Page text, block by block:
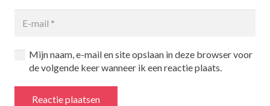
Mijn naam, e-mail en site opslaan in deze browser voor
de volgende keer wanneer ik een reactie plaats.
Reactie plaatsen